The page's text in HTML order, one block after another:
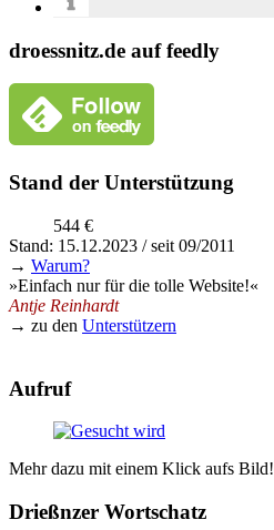
droessnitz.de auf feedly
Stand der Unterstützung
544 €
Stand: 15.12.2023 / seit 09/2011
→ Warum?
»Einfach nur für die tolle Website!«
Antje Reinhardt
→ zu den Unterstützern
Aufruf
Mehr dazu mit einem Klick aufs Bild!
Drießnzer Wortschatz